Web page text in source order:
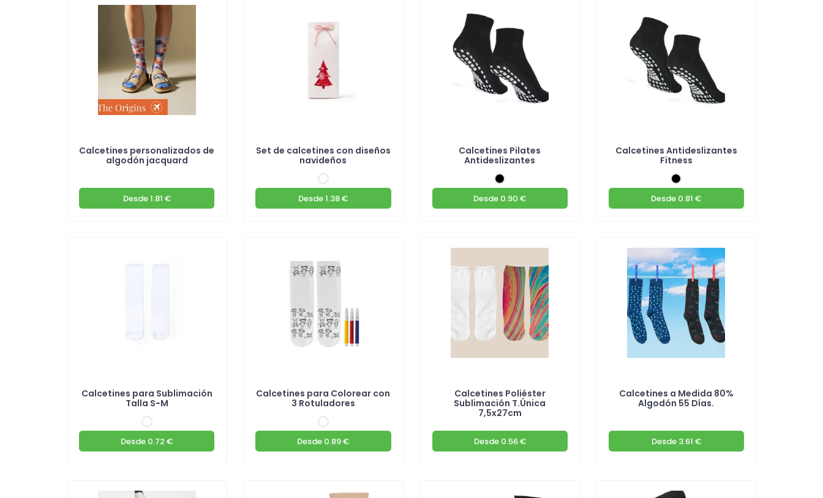
Calcetines personalizados de
algodón jacquard
Desde1.81 €
Set de calcetines con diseños
navideños
Desde1.38 €
Calcetines Pilates
Antideslizantes
Desde 0.90 €
Calcetines Antideslizantes
Fitness
Desde 0.81 €
Calcetines para Sublimación
Talla S-M
Desde 0.72 €
Calcetines para Colorear con
3 Rotuladores
Desde 0.89 €
Calcetines Poliéster
Sublimación T.Única
7,5x27cm
Desde0.56 €
Calcetines a Medida 80%
Algodón 55 Días.
Desde3.61 €